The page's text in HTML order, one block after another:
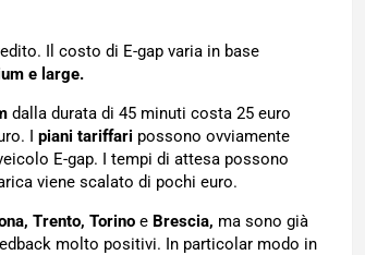
Il costo di E-gap varia in base
e large.
dalla durata di 45 minuti costa 25 euro
I piani tariffari possono ovviamente
E-gap. I tempi di attesa possono
viene scalato di pochi euro.
Trento, Torino e Brescia, ma sono già
molto positivi. In particolar modo in